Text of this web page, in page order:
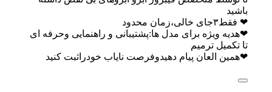
باشید
❤ فقط۳جای خالی،زمان محدود
❤هدیه ویژه برای مدل ها:پشتیبانی و راهنمایی وحرفه ای
تا تکمیل ترمیم
❤همین العان پیام دهیدوفرصت نایاب خودراثبت کنید